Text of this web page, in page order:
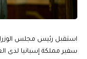
استقبل رئيس مجلس
سفير مملكة إسبانيا لدى